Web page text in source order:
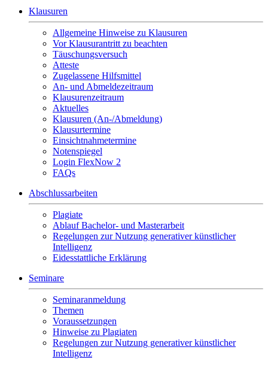
Klausuren
Allgemeine Hinweise zu Klausuren
Vor Klausurantritt zu beachten
Täuschungsversuch
Atteste
Zugelassene Hilfsmittel
An- und Abmeldezeitraum
Klausurenzeitraum
Aktuelles
Klausuren (An-/Abmeldung)
Klausurtermine
Einsichtnahmetermine
Notenspiegel
Login FlexNow 2
FAQs
Abschlussarbeiten
Plagiate
Ablauf Bachelor- und Masterarbeit
Regelungen zur Nutzung generativer künstlicher
Intelligenz
Eidesstattliche Erklärung
Seminare
Seminaranmeldung
Themen
Voraussetzungen
Hinweise zu Plagiaten
Regelungen zur Nutzung generativer künstlicher
Intelligenz